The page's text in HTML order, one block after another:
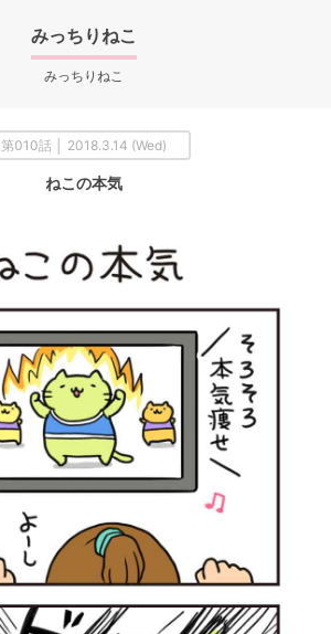
みっちりねこ
みっちりねこ
第010話 │ 2018.3.14 (Wed)
ねこの本気